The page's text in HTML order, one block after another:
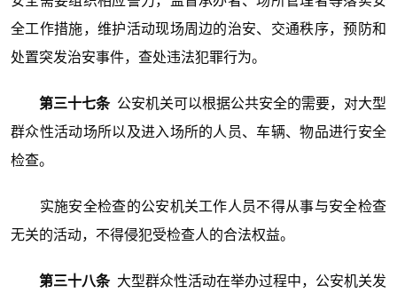
全工作措施，维护活动现场周边的治安、交通秩序，预防和
处置突发治安事件，查处违法犯罪行为。
第三十七条 公安机关可以根据公共安全的需要，对大型
群众性活动场所以及进入场所的人员、车辆、物品进行安全
检查。
实施安全检查的公安机关工作人员不得从事与安全检查
无关的活动，不得侵犯受检查人的合法权益。
第三十八条 大型群众性活动在举办过程中，公安机关发